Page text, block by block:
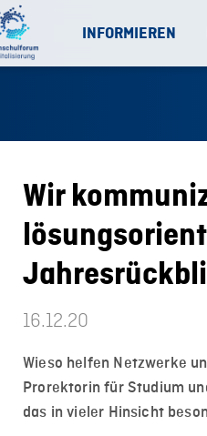
INFORMIEREN
Wir
16.12.20
Wieso helfen Netzwerke
Prorektorin für Studium
das in vieler Hinsicht